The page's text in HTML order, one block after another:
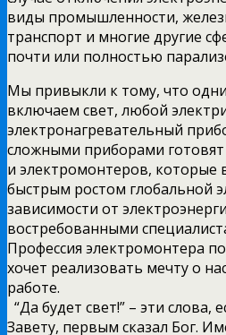
виды промышленности,
транспорт и многие другие
почти или полностью
Мы привыкли к тому, что
включаем свет, любой
электронагревательный
сложными приборами готовят
и электромонтеров, которые
быстрым ростом глобальной
зависимости от
востребованными
Профессия электромонтера
хочет реализовать мечту о
работе.
“Да будет свет!” – эти слова,
Завету, первым сказал Бог.